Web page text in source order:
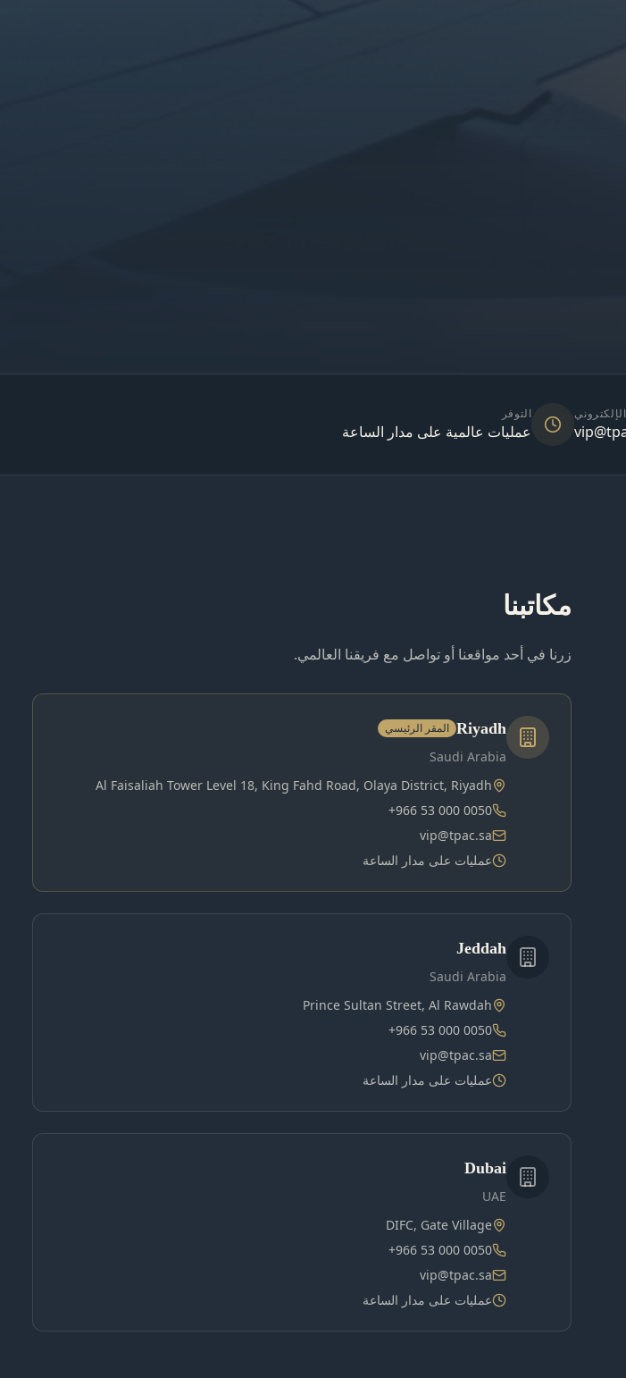
التوفر
عمليات عالمية على مدار الساعة
مكاتبنا
زرنا في أحد مواقعنا أو تواصل مع فريقنا العالمي.
Riyadh المقر الرئيسي
Saudi Arabia
Al Faisaliah Tower Level 18, King Fahd Road, Olaya District, Riyadh
+966 53 000 0050
vip@tpac.sa
عمليات على مدار الساعة
Jeddah
Saudi Arabia
Prince Sultan Street, Al Rawdah
+966 53 000 0050
vip@tpac.sa
عمليات على مدار الساعة
Dubai
UAE
DIFC, Gate Village
+966 53 000 0050
vip@tpac.sa
عمليات على مدار الساعة